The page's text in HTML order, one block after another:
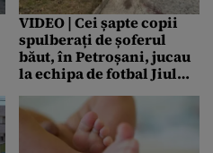
VIDEO | Cei șapte copii
spulberați de șoferul
băut, în Petroșani, jucau
la echipa de fotbal Jiul
Petroșani. Aceștia se
întorceau de la o
petrecere când s-a
petrecut tragedia